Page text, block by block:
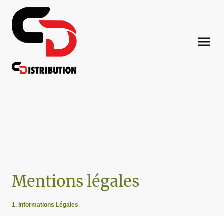
Mentions légales
1. Informations Légales